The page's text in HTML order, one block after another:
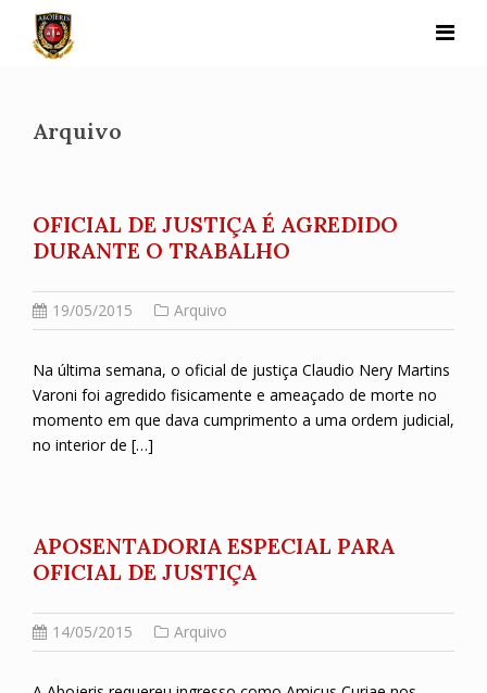
content
Arquivo
OFICIAL DE JUSTIÇA É AGREDIDO
DURANTE O TRABALHO
19/05/2015 Arquivo
Na última semana, o oficial de justiça Claudio Nery Martins
Varoni foi agredido fisicamente e ameaçado de morte no
momento em que dava cumprimento a uma ordem judicial,
no interior de […]
APOSENTADORIA ESPECIAL PARA
OFICIAL DE JUSTIÇA
14/05/2015 Arquivo